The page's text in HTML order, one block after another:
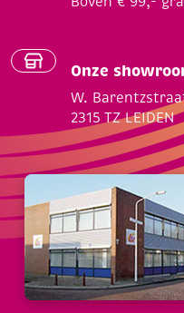
Onze
W.
2315 TZ LEIDEN